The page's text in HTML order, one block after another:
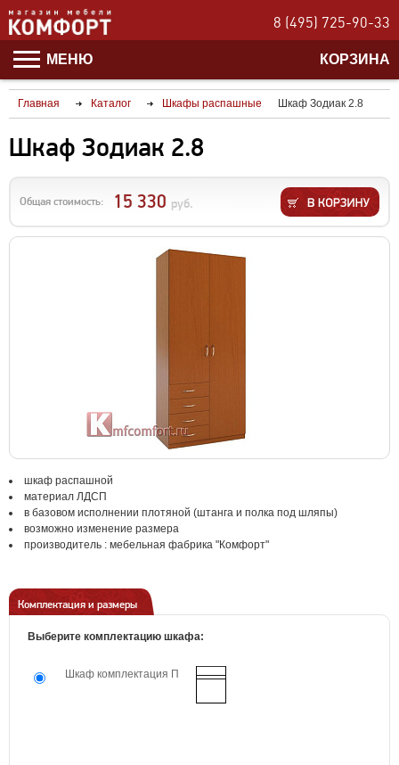
8 (495) 725-90-33
МЕНЮ КОРЗИНА
Главная Каталог Шкафы распашные Шкаф Зодиак 2.8
Шкаф Зодиак 2.8
Общая стоимость: 15 330 руб.
шкаф распашной
материал ЛДСП
в базовом исполнении плотяной (штанга и полка под шляпы)
возможно изменение размера
производитель : мебельная фабрика "Комфорт"
Комплектация и размеры
Выберите комплектацию шкафа:
Шкаф комплектация П